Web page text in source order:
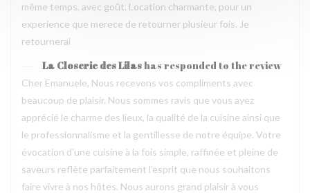
même temps, avec goût. Location charmante, pour un
experience que merece de retourner plusieur fois. Je
retournerai
La Closerie des Lilashas responded to the review
Cher Emanuele, Nous recevons vos compliments avec
beaucoup de plaisir. Nous sommes ravis que vous ayez
apprécié le charme des lieux, la qualité de la cuisine ainsi que
le professionnalisme et la gentillesse de notre équipe. Votre
évocation d’une cuisine à la fois simple, raffinée et pleine de
saveurs reflète parfaitement l’esprit que nous souhaitons
faire vivre à nos hôtes. Nous aurons grand plaisir à vous